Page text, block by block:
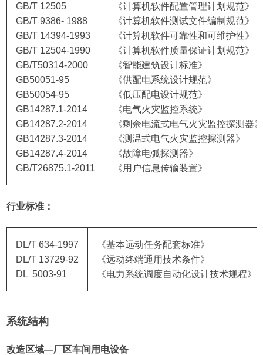
GB/T 12505
GB/T 9386- 1988
GB/T 14394-1993
GB/T 12504-1990
GB/T50314-2000
GB50051-95
GB50054-95
GB14287.1-2014
GB14287.2-2014
GB14287.3-2014
GB14287.4-2014
GB/T26875.1-2011
《计算机软件配置管理计划规范》
《计算机软件测试文件编制规范》
《计算机软件可靠性和可维护性》
《计算机软件质量保证计划规范》
《智能建筑设计标准》
《供配电系统设计规范》
《低压配电设计规范》
《电气火灾监控系统》
《剩余电流式电气火灾监控探测器
《测温式电气火灾监控探测器》
《故障电弧探测器》
《用户信息传输装置》
行业标准：
DL/T 634-1997
DL/T 13729-92
DL 5003-91
《基本远动任务配套标准》
《远动终端通用技术条件》
《电力系统调度自动化设计技术规程》
系统结构
改造区域—厂区车间用电设备